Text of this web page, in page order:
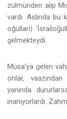
zulmünden alıp
vardı. Aslında
oğulları)
gelmekteydi.
Musa’ya gelen
onlar,
yanında
inanıyorlardı.